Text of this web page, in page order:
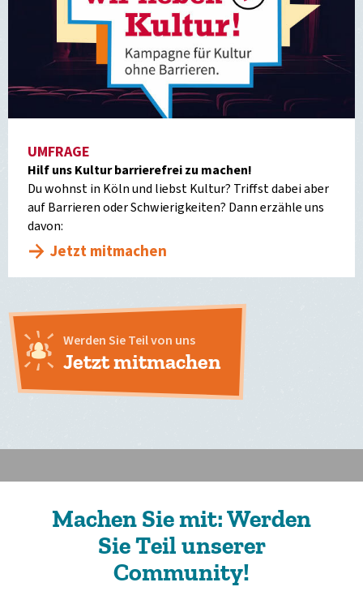
UMFRAGE
Hilf uns Kultur barrierefrei zu machen!
Du wohnst in Köln und liebst Kultur? Triffst dabei aber
auf Barrieren oder Schwierigkeiten? Dann erzähle uns
davon:
Jetzt mitmachen
Werden Sie Teil von uns
Jetzt mitmachen
Machen Sie mit: Werden
Sie Teil unserer
Community!